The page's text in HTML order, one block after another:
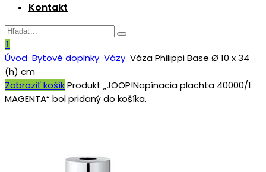
Kontakt
1
Úvod Bytové doplnky Vázy Váza Philippi Base Ø 10 x 34
(h) cm
Zobraziť košíkProdukt „JOOP!Napínacia plachta 40000/1
MAGENTA“ bol pridaný do košíka.